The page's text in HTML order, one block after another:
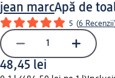
jean marcApă de
5 (6 Recenzii
48,45 lei